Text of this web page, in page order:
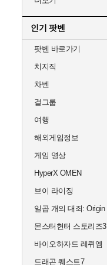
인기 팟벤
팟벤 바로가기
치지직
차벤
걸그룹
여행
해외게임정보
게임 영상
HyperX OMEN
브이 라이징
일곱 개의 대죄: Origin
몬스터헌터 스토리즈3
바이오하자드 레퀴엠
드래곤 퀘스트7